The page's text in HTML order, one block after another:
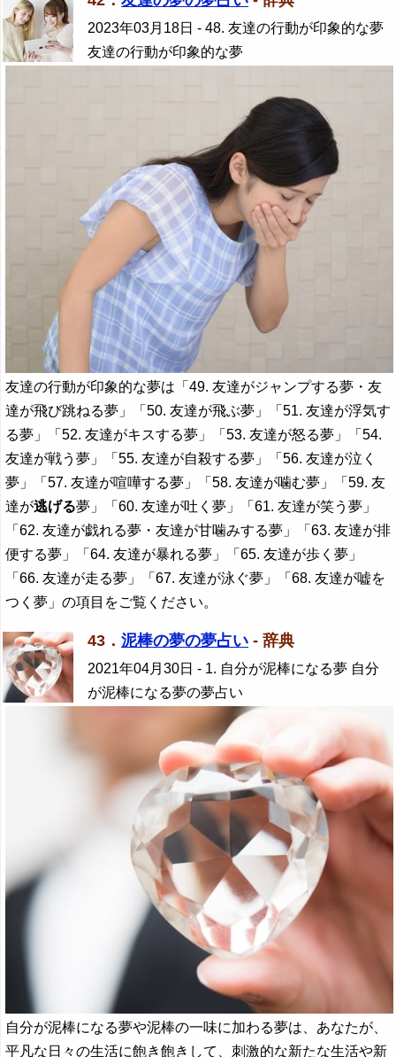
2023年03月18日 - 48. 友達の行動が印象的な夢
友達の行動が印象的な夢
友達の行動が印象的な夢は「49. 友達がジャンプする夢・友
達が飛び跳ねる夢」「50. 友達が飛ぶ夢」「51. 友達が浮気す
る夢」「52. 友達がキスする夢」「53. 友達が怒る夢」「54.
友達が戦う夢」「55. 友達が自殺する夢」「56. 友達が泣く
夢」「57. 友達が喧嘩する夢」「58. 友達が噛む夢」「59. 友
達が逃げる夢」「60. 友達が吐く夢」「61. 友達が笑う夢」
「62. 友達が戯れる夢・友達が甘噛みする夢」「63. 友達が排
便する夢」「64. 友達が暴れる夢」「65. 友達が歩く夢」
「66. 友達が走る夢」「67. 友達が泳ぐ夢」「68. 友達が嘘を
つく夢」の項目をご覧ください。
43． 泥棒の夢の夢占い - 辞典
2021年04月30日 - 1. 自分が泥棒になる夢 自分
が泥棒になる夢の夢占い
自分が泥棒になる夢や泥棒の一味に加わる夢は、あなたが、
平凡な日々の生活に飽き飽きして、刺激的な新たな生活や新